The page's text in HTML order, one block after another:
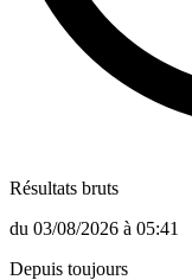
Résultats bruts
du 03/08/2026 à 05:41
Depuis toujours